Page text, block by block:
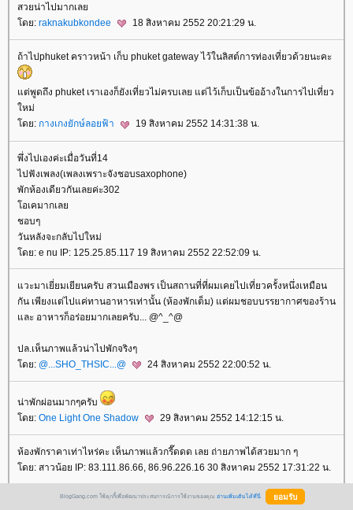
สวยน่าไปมากเล
ดย: raknakubkondee 18 สิงหาคม 2552 20:21:29 น.
ถ้าไปphuket คราวหน้า เก็บ phuket gateway ไว้ในลิสต์การท่องเที่ยวด้วยนะคะ
ต่พูดถึง phuket เราเองก็ยังเที่ยวไม่ครบเลย แต่ไว้เก็บเป็นข้ออ้างในการไปเที่ยว
หม่
ดย: กางเกงยักษ์ลอยฟ้า 19 สิงหาคม 2552 14:31:38 น.
พึ่งไปเองค่ะเมื่อวันที่14
ไปฟังเพลง(เพลงเพราะจังชอบsaxophone)
พักห้องเดียวกันเลยค่ะ302
อเคมากเล
ชอบๆ
วันหลังจะกลับไปใหม่
ดย: e nu IP: 125.25.85.117 19 สิงหาคม 2552 22:52:09 น.
วะมาเยี่ยมเยียนครับ สวนเมืองพร เป็นสถานที่ที่ผมเคยไปเที่ยวครั้งหนึ่งเหมือน
กัน เพียงแต่ไปแค่ทานอาหารเท่านั้น (ห้องพักเต็ม) แต่ผมชอบบรรยากาศของร้าน
ละ อาหารก็อร่อยมากเลยครับ... @^_^@
ปล.เห็นภาพแล้วน่าไปพักจริงๆ
ดย: @...SHO_THSIC...@ 24 สิงหาคม 2552 22:00:52 น.
น่าพักผ่อนมากๆครับ
ดย: One Light One Shadow 29 สิงหาคม 2552 14:12:15 น.
ห้องพักราคาเท่าไหร่คะ เห็นภาพแล้วกรี๊ดดด เลย ถ่ายภาพได้สวยมาก ๆ
ดย: สาวน้อย IP: 83.111.86.66, 86.96.226.16 30 สิงหาคม 2552 17:31:22 น.
อยากไปพักมั่งจัง ท่าจะแพงนะเนี่ย ^^"
BlogGang.com ใช้คุกกี้เพื่อพัฒนาประสบการณ์การใช้งานของคุณ อ่านเพิ่มเติมได้ที่นี่